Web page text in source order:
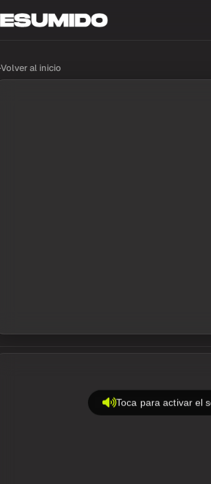
Volver al inicio
Toca para activar el